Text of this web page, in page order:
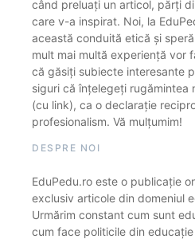
când preluați un articol, părți
care v-a inspirat. Noi, la
această conduită etică și
mult mai multă experiență vor
că găsiți subiecte interesante
siguri că înțelegeți rugămintea
(cu link), ca o declarație
profesionalism. Vă mulțumim!
DESPRE NOI
EduPedu.ro este o publicație
exclusiv articole din domeniul
Urmărim constant cum sunt
cum face politicile din